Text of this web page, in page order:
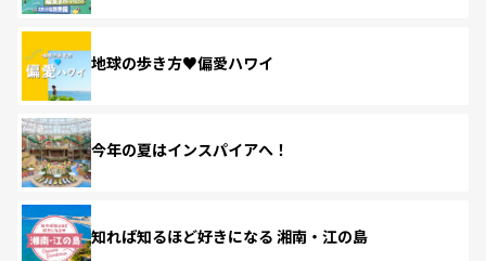
地球の歩き方♥偏愛ハワイ
今年の夏はインスパイアへ！
知れば知るほど好きになる 湘南・江の島